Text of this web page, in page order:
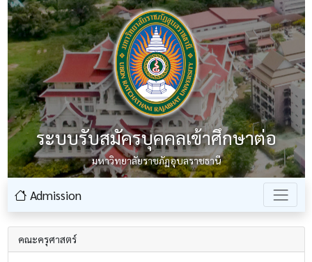
ระบบรับสมัครบุคคลเข้าศึกษาต่อ
มหาวิทยาลัยราชภัฏอุบลราชธานี
Admission
คณะครุศาสตร์